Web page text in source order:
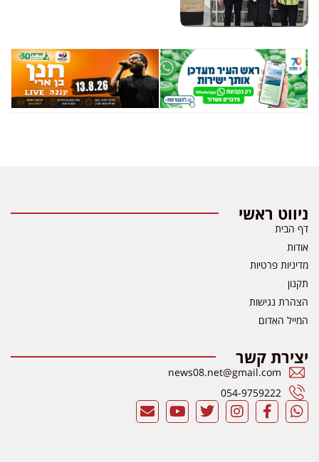
ניווט ראשי
דף הבית
אודות
מדיניות פרטיות
תקנון
הצהרת נגישות
המייל האדום
יצירת קשר
news08.net@gmail.com
054-9759222